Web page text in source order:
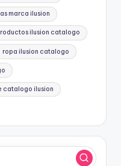
marca ilusion
ilusion catalogo
ropa ilusion catalogo
catalogo ilusion